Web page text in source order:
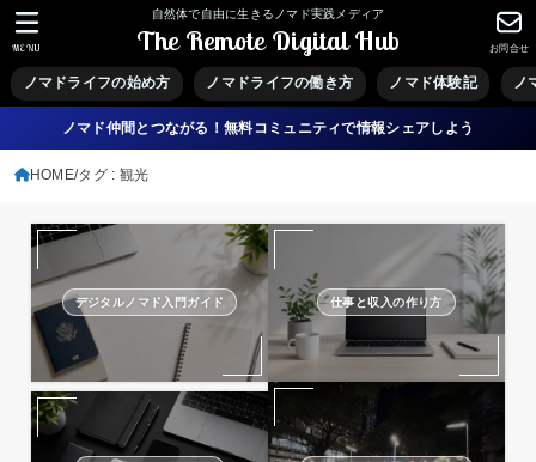
自然体で自由に生きるノマド実践メディア
The Remote Digital Hub
ノマドライフの始め方 ノマドライフの働き方 ノマド体験記 ノ
お問合せ
MENU
ノマド仲間とつながる！無料コミュニティで情報シェアしよう
HOME タグ : 観光
デジタルノマド入門ガイド 仕事と収入の作り方